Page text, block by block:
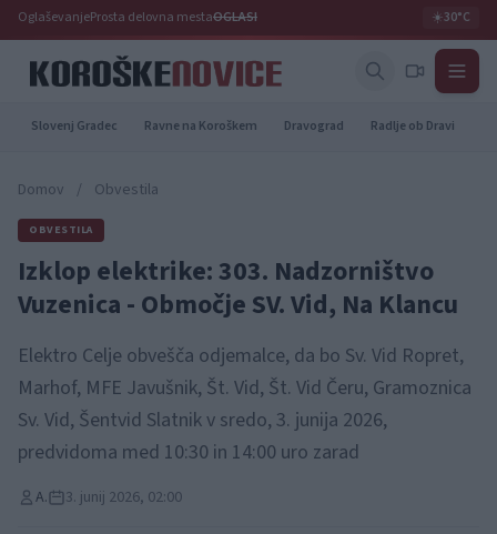
OglaševanjeProsta delovna mestaOGLASI ☀️30°C
Slovenj Gradec Ravne na Koroškem Dravograd Radlje ob Dravi
Domov / Obvestila
OBVESTILA
Izklop elektrike: 303. Nadzorništvo
Vuzenica - Območje SV. Vid, Na Klancu
Elektro Celje obvešča odjemalce, da bo Sv. Vid Ropret,
Marhof, MFE Javušnik, Št. Vid, Št. Vid Čeru, Gramoznica
Sv. Vid, Šentvid Slatnik v sredo, 3. junija 2026,
predvidoma med 10:30 in 14:00 uro zarad
A. 3. junij 2026, 02:00